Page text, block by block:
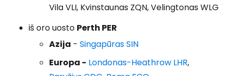
Vila VLI, Kvinstaunas ZQN, Velingtonas WLG
iš oro uosto Perth PER
Azija - Singapūras SIN
Europa - Londonas-Heathrow LHR,